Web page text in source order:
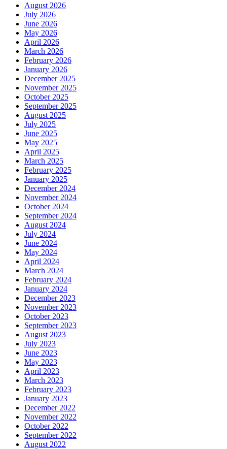
August 2026
July 2026
June 2026
May 2026
April 2026
March 2026
February 2026
January 2026
December 2025
November 2025
October 2025
September 2025
August 2025
July 2025
June 2025
May 2025
April 2025
March 2025
February 2025
January 2025
December 2024
November 2024
October 2024
September 2024
August 2024
July 2024
June 2024
May 2024
April 2024
March 2024
February 2024
January 2024
December 2023
November 2023
October 2023
September 2023
August 2023
July 2023
June 2023
May 2023
April 2023
March 2023
February 2023
January 2023
December 2022
November 2022
October 2022
September 2022
August 2022